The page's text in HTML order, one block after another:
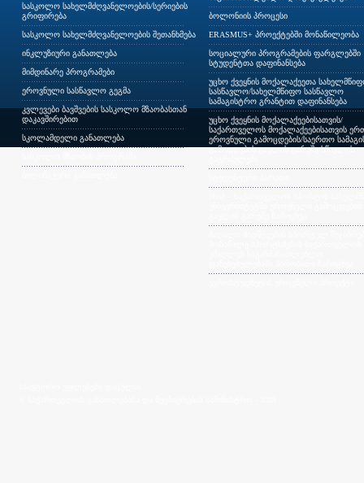
სასკოლო სახელმძღვანელოების/სერიების
გრიფირება
სასკოლო სახელმძღვანელოების შეთანხმება
ინკლუზიური განათლება
მიმდინარე პროგრამები
ეროვნული სასწავლო გეგმა
კვლევები ბავშვების სასკოლო მზაობასთან
დაკავშირებით
სკოლამდელი განათლება
ბოლონიის პროცესი
ERASMUS+ პროექტებში მონაწილეობა
სოციალური პროგრამების ფარგლებში
სტუდენტთა დაფინანსება
უცხო ქვეყნის მოქალაქეეთა
სასწავლო/სახელმწიფო სასწავლო
სამაგისტრო გრანტით დაფინანსება
უცხო ქვეყნის მოქალაქეებისათვის/
საქართველოს მოქალაქეებისათვის
ეროვნული გამოცდების/საერთო
გამოცდების გავლის გარეშე სწავლის